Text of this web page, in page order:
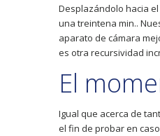
Desplazándolo hacia
una treintena min..
aparato de cámara
es otra recursividad
El
Igual que acerca de
el fin de probar en